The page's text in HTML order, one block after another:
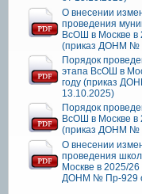
О внесении
проведения
ВсОШ в Москве в
(приказ ДОНМ №
Порядок
этапа ВсОШ в
году (приказ
13.10.2025)
Порядок
ВсОШ в Москве в
(приказ ДОНМ №
О внесении
проведения
Москве в 2025/26
ДОНМ № Пр-929